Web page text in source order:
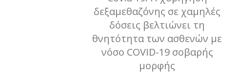
δεξαμεθαζόνης σε χαμηλές
δόσεις βελτιώνει τη
θνητότητα των ασθενών με
νόσο COVID-19 σοβαρής
μορφής